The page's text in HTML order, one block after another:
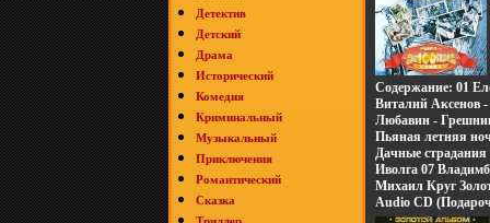
Детектив
Детский
Драма
Исторический
Комедия
Криминальный
Музыкальный
Приключения
Романтический
Сказка
Содержание: 01
Виталий Аксенов -
Любавин -
Пьяная летняя
Дачные
Иволга 07
Стареем 08 Вадим
"Призрачный
Пряников -
Михаил Круг
Audio CD
Дистрибьюторы: